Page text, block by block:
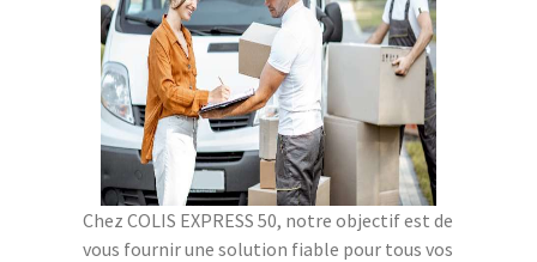
Chez COLIS EXPRESS 50, notre objectif est de
vous fournir une solution fiable pour tous vos